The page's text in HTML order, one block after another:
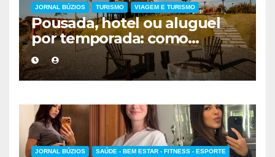
JORNAL BÚZIOS TURISMO VIAGEM E TURISMO
Pousada, hotel ou aluguel
por temporada: como
escolher a melhor
hospedagem
JORNAL BÚZIOS SAÚDE - BEM ESTAR - FITNESS - ESPORTE